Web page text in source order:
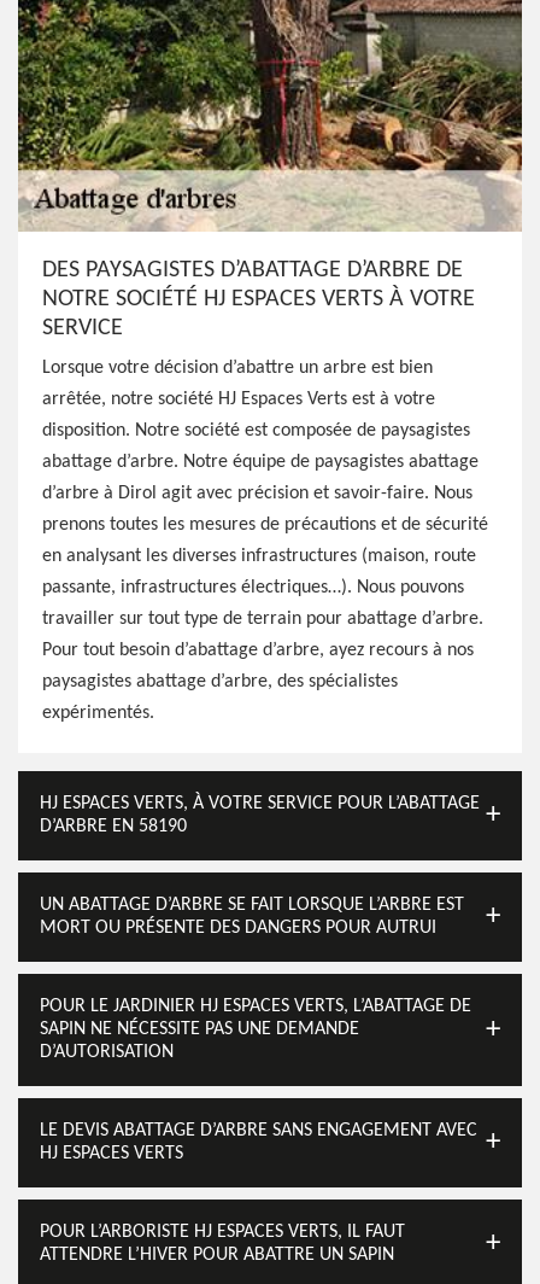
DES PAYSAGISTES D’ABATTAGE D’ARBRE DE
NOTRE SOCIÉTÉ HJ ESPACES VERTS À VOTRE
SERVICE
Lorsque votre décision d’abattre un arbre est bien
arrêtée, notre société HJ Espaces Verts est à votre
disposition. Notre société est composée de paysagistes
abattage d’arbre. Notre équipe de paysagistes abattage
d’arbre à Dirol agit avec précision et savoir-faire. Nous
prenons toutes les mesures de précautions et de sécurité
en analysant les diverses infrastructures (maison, route
passante, infrastructures électriques…). Nous pouvons
travailler sur tout type de terrain pour abattage d’arbre.
Pour tout besoin d’abattage d’arbre, ayez recours à nos
paysagistes abattage d’arbre, des spécialistes
expérimentés.
HJ ESPACES VERTS, À VOTRE SERVICE POUR L’ABATTAGE
D’ARBRE EN 58190
UN ABATTAGE D’ARBRE SE FAIT LORSQUE L’ARBRE EST
MORT OU PRÉSENTE DES DANGERS POUR AUTRUI
POUR LE JARDINIER HJ ESPACES VERTS, L’ABATTAGE DE
SAPIN NE NÉCESSITE PAS UNE DEMANDE
D’AUTORISATION
LE DEVIS ABATTAGE D’ARBRE SANS ENGAGEMENT AVEC
HJ ESPACES VERTS
POUR L’ARBORISTE HJ ESPACES VERTS, IL FAUT
ATTENDRE L’HIVER POUR ABATTRE UN SAPIN